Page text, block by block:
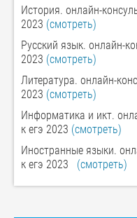
История. онлайн-
2023 (смотреть)
Русский язык. онлайн-
2023 (смотреть)
Литература. онлайн-
2023 (смотреть)
Информатика и икт.
к егэ 2023 (смотреть)
Иностранные языки.
к егэ 2023
(смотреть)